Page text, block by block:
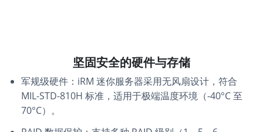
坚固安全的硬件与存储
军规级硬件：iRM 迷你服务器采用无风扇设计，符合
MIL-STD-810H 标准，适用于极端温度环境（-40°C 至
70°C）。